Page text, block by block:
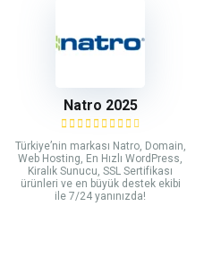
Natro 2025
Türkiye’nin markası Natro, Domain,
Web Hosting, En Hızlı WordPress,
Kiralık Sunucu, SSL Sertifikası
ürünleri ve en büyük destek ekibi
ile 7/24 yanınızda!